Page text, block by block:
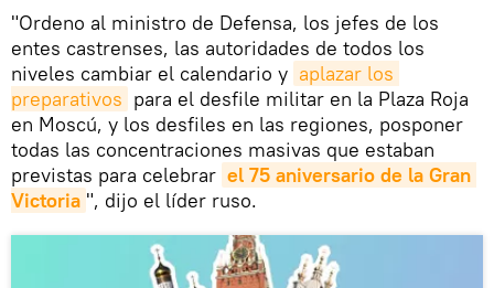
"Ordeno al ministro de Defensa, los jefes de los
entes castrenses, las autoridades de todos los
niveles cambiar el calendario y aplazar los
preparativos para el desfile militar en la Plaza Roja
en Moscú, y los desfiles en las regiones, posponer
todas las concentraciones masivas que estaban
previstas para celebrar el 75 aniversario de la Gran
Victoria ", dijo el líder ruso.